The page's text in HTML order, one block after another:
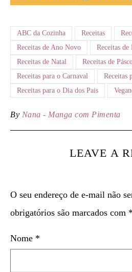
ABC da Cozinha Receitas
Receitas de Ano Novo
Receitas
Receitas de Natal
Receitas de
Receitas para o Carnaval
Receitas
Receitas para o Dia dos Pais
By Nana - Manga com Pimenta
LEAVE A
O seu endereço de e-mail não
obrigatórios são marcados com *
Nome *